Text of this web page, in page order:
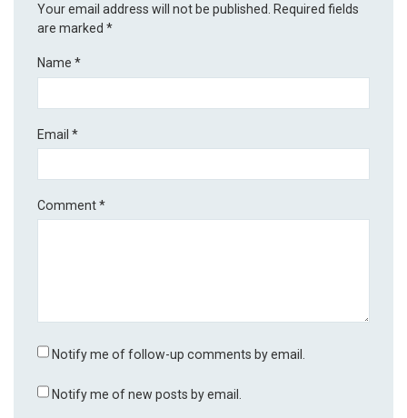
Your email address will not be published. Required fields
are marked*
Name*
Email*
Comment*
Notify me of follow-up comments by email.
Notify me of new posts by email.